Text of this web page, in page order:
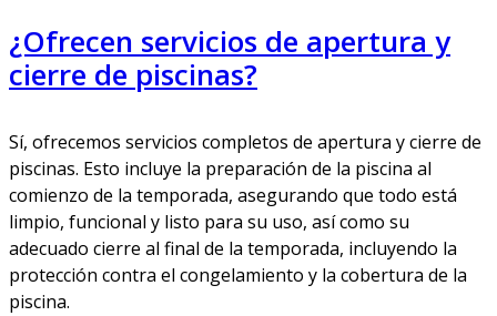
¿Ofrecen servicios de apertura y
cierre de piscinas?
Sí, ofrecemos servicios completos de apertura y cierre de
piscinas. Esto incluye la preparación de la piscina al
comienzo de la temporada, asegurando que todo está
limpio, funcional y listo para su uso, así como su
adecuado cierre al final de la temporada, incluyendo la
protección contra el congelamiento y la cobertura de la
piscina.